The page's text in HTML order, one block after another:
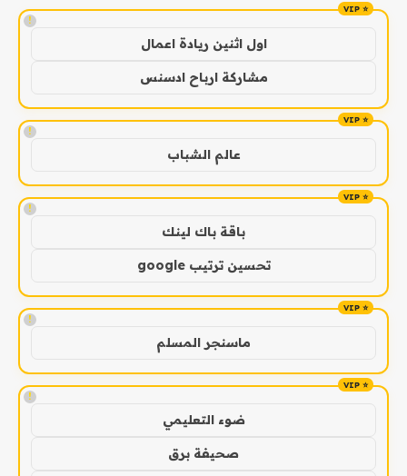
!
اول اثنين ريادة اعمال
مشاركة ارباح ادسنس
!
عالم الشباب
!
باقة باك لينك
تحسين ترتيب google
!
ماسنجر المسلم
!
ضوء التعليمي
صحيفة برق